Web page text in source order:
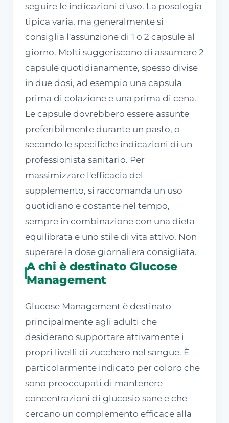
seguire le indicazioni d'uso. La posologia
tipica varia, ma generalmente si
consiglia l'assunzione di 1 o 2 capsule al
giorno. Molti suggeriscono di assumere 2
capsule quotidianamente, spesso divise
in due dosi, ad esempio una capsula
prima di colazione e una prima di cena.
Le capsule dovrebbero essere assunte
preferibilmente durante un pasto, o
secondo le specifiche indicazioni di un
professionista sanitario. Per
massimizzare l'efficacia del
supplemento, si raccomanda un uso
quotidiano e costante nel tempo,
sempre in combinazione con una dieta
equilibrata e uno stile di vita attivo. Non
superare la dose giornaliera consigliata.
A chi è destinato Glucose
Management
Glucose Management è destinato
principalmente agli adulti che
desiderano supportare attivamente i
propri livelli di zucchero nel sangue. È
particolarmente indicato per coloro che
sono preoccupati di mantenere
concentrazioni di glucosio sane e che
cercano un complemento efficace alla